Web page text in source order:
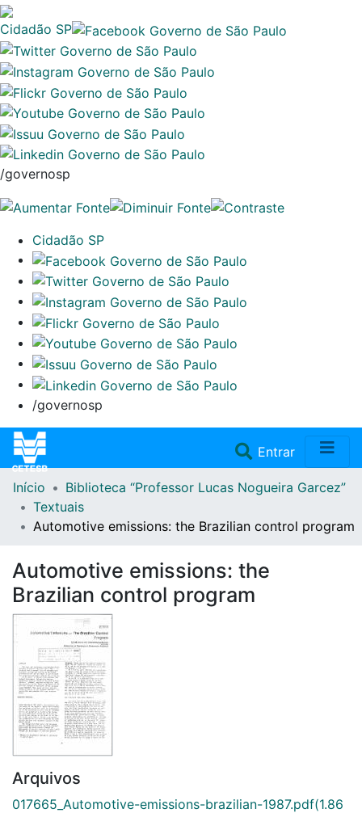
Cidadão SP
/governosp
Cidadão SP
/governosp
Entrar(current)
Home
Repositório
Doações/Aquisições
Fale Conosco
Início
Biblioteca “Professor Lucas Nogueira Garcez”
Textuais
Automotive emissions: the Brazilian control program
Automotive emissions: the
Brazilian control program
Arquivos
017665_Automotive-emissions-brazilian-1987.pdf(1.86